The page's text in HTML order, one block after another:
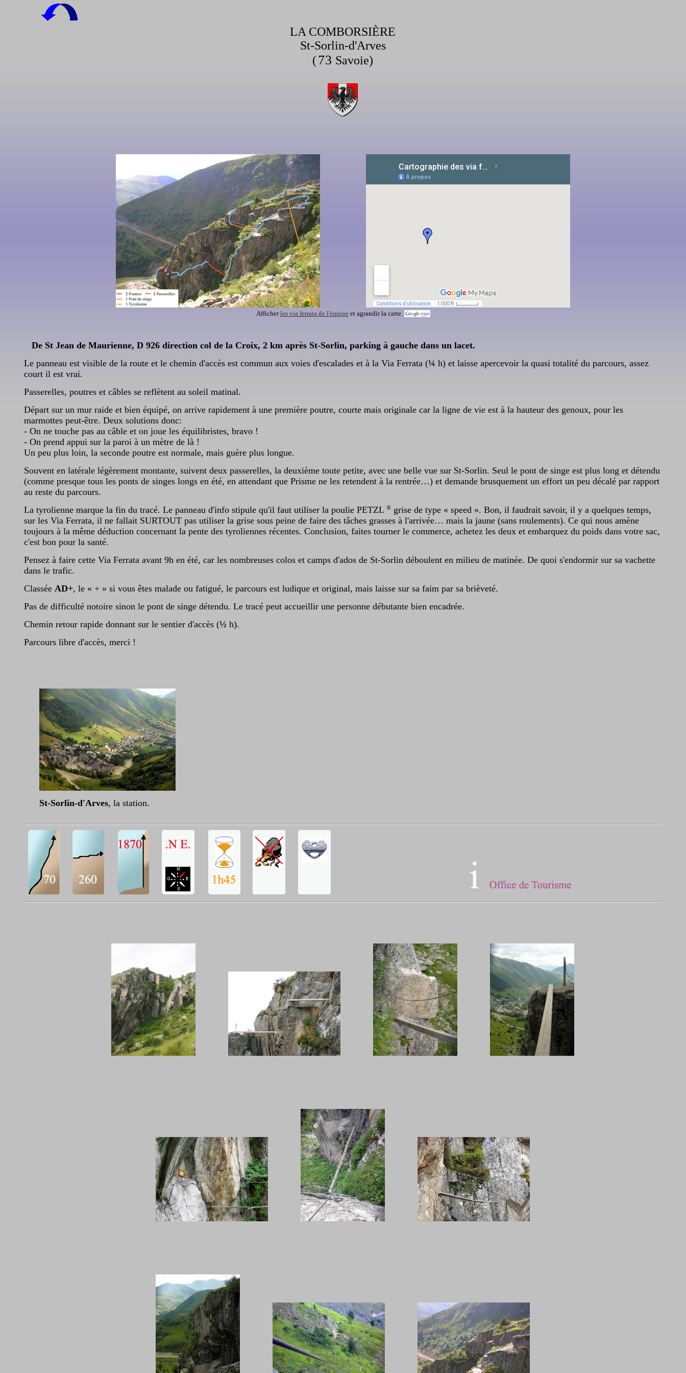
LA COMBORSIÈRE
St-Sorlin-d'Arves
(73 Savoie)
Afficherles via ferrata de l'équipeet agrandir la carte.
De St Jean de Maurienne,D 926 direction col de la Croix, 2 km après St-Sorlin, parking à gauche dans un lacet.
Le panneau est visible de la route et le chemin d'accès est commun aux voies d'escalades et à la Via Ferrata (¼ h) et laisse apercevoir la quasi totalité du parcours, assez
court il est vrai.
Passerelles, poutres et câbles se reflètent au soleil matinal.
Départ sur un mur raide et bien équipé, on arrive rapidement à une première poutre, courte mais originale car la ligne de vie est à la hauteur des genoux, pour les
marmottes peut-être. Deux solutions donc:
- On ne touche pas au câble et on joue les équilibristes, bravo !
- On prend appui sur la paroi à un mètre de là !
Un peu plus loin, la seconde poutre est normale, mais guère plus longue.
Souvent en latérale légèrement montante, suivent deux passerelles, la deuxième toute petite, avec une belle vue sur St-Sorlin. Seul le pont de singe est plus long et détendu
(comme presque tous les ponts de singes longs en été, en attendant que Prisme ne les retendent à la rentrée…) et demande brusquement un effort un peu décalé par rapport
au reste du parcours.
La tyrolienne marque la fin du tracé. Le panneau d'info stipule qu'il faut utiliser la poulie PETZL® grise de type « speed ». Bon, il faudrait savoir, il y a quelques temps,
sur les Via Ferrata, il ne fallait SURTOUT pas utiliser la grise sous peine de faire des tâches grasses à l'arrivée… mais la jaune (sans roulements). Ce qui nous amène
toujours à la même déduction concernant la pente des tyroliennes récentes. Conclusion, faites tourner le commerce, achetez les deux et embarquez du poids dans votre sac,
c'est bon pour la santé.
Pensez à faire cette Via Ferrata avant 9h en été, car les nombreuses colos et camps d'ados de St-Sorlin déboulent en milieu de matinée. De quoi s'endormir sur sa vachette
dans le trafic.
ClasséeAD+, le « + » si vous êtes malade ou fatigué, le parcours est ludique et original, mais laisse sur sa faim par sa brièveté.
Pas de difficulté notoire sinon le pont de singe détendu. Le tracé peut accueillir une personne débutante bien encadrée.
Chemin retour rapide donnant sur le sentier d'accès (½ h).
Parcours libre d'accès, merci !
St-Sorlin-d'Arves, la station.